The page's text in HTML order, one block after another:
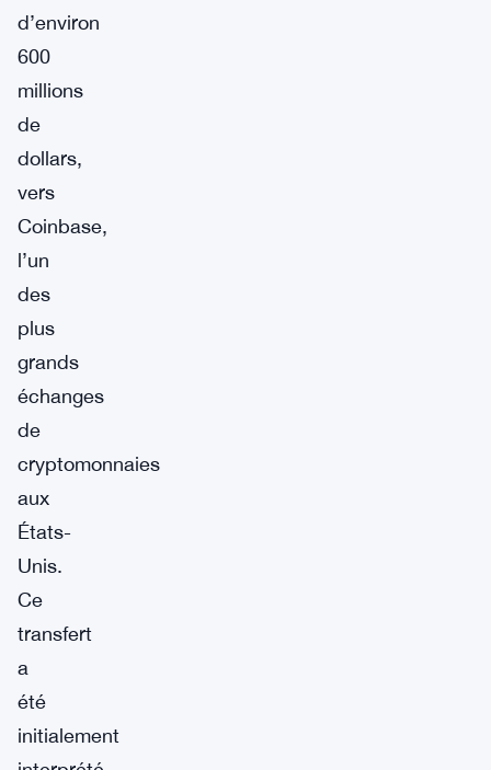
d’environ
600
millions
de
dollars,
vers
Coinbase,
l’un
des
plus
grands
échanges
de
cryptomonnaies
aux
États-
Unis.
Ce
transfert
a
été
initialement